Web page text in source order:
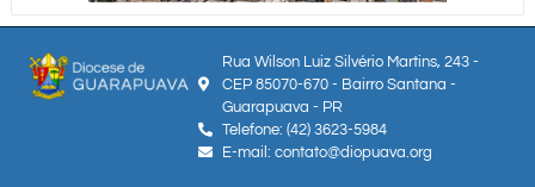
Rua Wilson Luiz Silvério Martins, 243 -
CEP 85070-670 - Bairro Santana -
Guarapuava - PR
Telefone: (42) 3623-5984
E-mail: contato@diopuava.org